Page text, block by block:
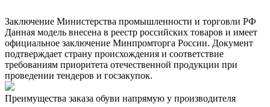
Заключение Министерства промышленности и торговли РФ
Данная модель внесена в реестр российских товаров и имеет
официальное заключение Минпромторга России. Документ
подтверждает страну происхождения и соответствие
требованиям приоритета отечественной продукции при
проведении тендеров и госзакупок.
Преимущества заказа обуви напрямую у производителя